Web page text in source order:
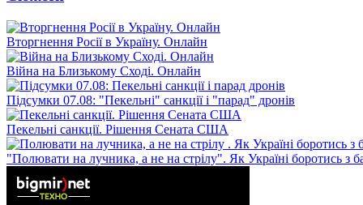
Вторгнення Росії в Україну. Онлайн
Війна на Близькому Сході. Онлайн
Підсумки 07.08: "Пекельні" санкції і "парад" дронів
Пекельні санкції. Рішення Сената США
"Полювати на лучника, а не на стрілу". Як Україні боротись з